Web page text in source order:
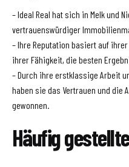
– Ideal Real hat sich in Melk und
vertrauenswürdiger
– Ihre Reputation basiert auf
ihrer Fähigkeit, die besten
– Durch ihre erstklassige Arbeit
haben sie das Vertrauen und die
gewonnen.
Häufig